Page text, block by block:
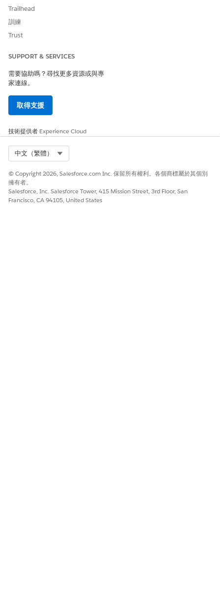
Trailhead
訓練
Trust
SUPPORT & SERVICES
需要協助嗎？尋找更多資源或與專
家連線。
取得支援
技術提供者 Experience Cloud
中文（繁體）
© Copyright 2026, Salesforce.com Inc. 保留所有權利。各個商標屬於其個別
擁有者。
Salesforce, Inc. Salesforce Tower, 415 Mission Street, 3rd Floor, San
Francisco, CA 94105, United States